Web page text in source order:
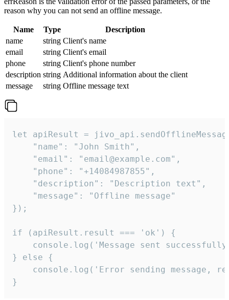
reason why you can not send an offline message.
Name Type
Description
name
string Client's name
email
string Client's email
phone
string Client's phone number
description string Additional information about the client
message
string Offline message text
let apiResult =
    "name": "John Smith",
    "email": "email@example.com",
    "phone": "+14084987855",
    "description": "Description text",
    "message": "Offline message"
});
if (apiResult.result === 'ok') {
console.log('Message sent
} else {
console.log('Error sending message,
}